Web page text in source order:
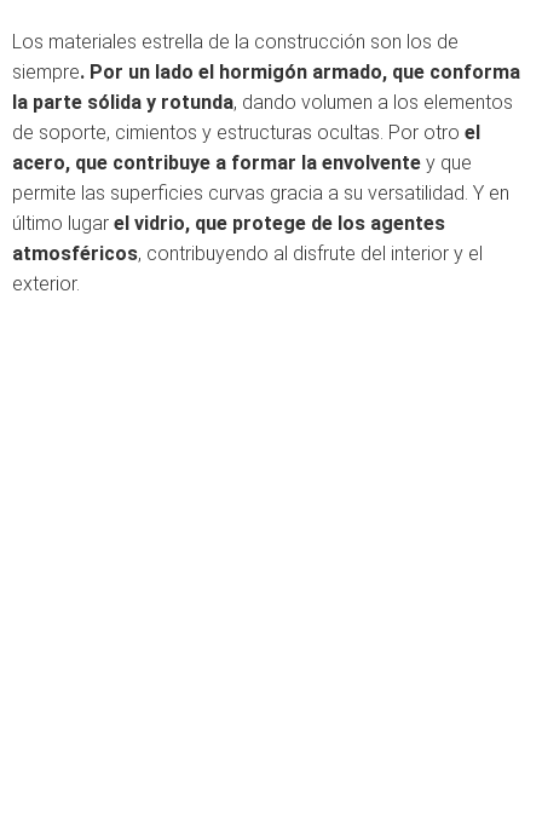
Los materiales estrella de la construcción son los de
siempre. Por un lado el hormigón armado, que conforma
la parte sólida y rotunda, dando volumen a los elementos
de soporte, cimientos y estructuras ocultas. Por otro el
acero, que contribuye a formar la envolvente y que
permite las superficies curvas gracia a su versatilidad. Y en
último lugar el vidrio, que protege de los agentes
atmosféricos, contribuyendo al disfrute del interior y el
exterior.